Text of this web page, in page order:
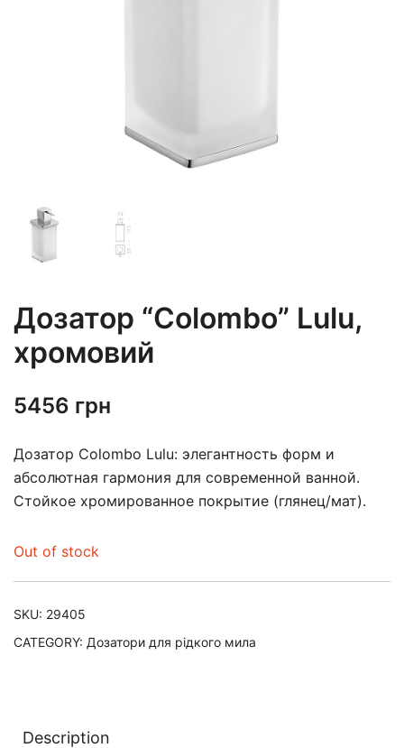
Дозатор “Colombo” Lulu,
хромовий
5456 грн
Дозатор Colombo Lulu: элегантность форм и
абсолютная гармония для современной ванной.
Стойкое хромированное покрытие (глянец/мат).
Out of stock
SKU: 29405
CATEGORY: Дозатори для рідкого мила
Description